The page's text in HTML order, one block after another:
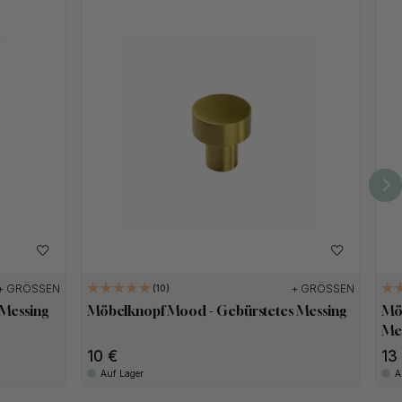
GRÖSSEN 10 + GRÖSSEN
Möbelknopf Mood - Gebürstetes Messing
10
Auf Lager
13